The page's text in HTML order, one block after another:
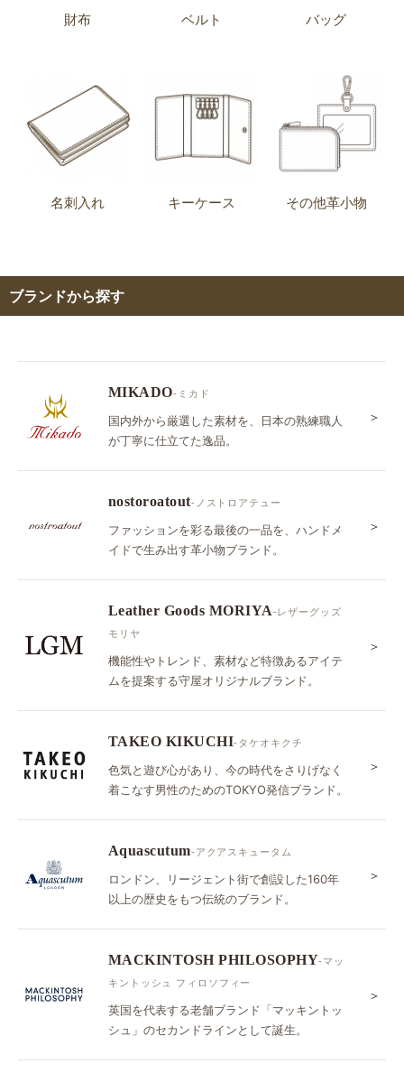
財布 ベルト バッグ
名刺入れ キーケース その他革小物
ブランドから探す
MIKADO-ミカド
国内外から厳選した素材を、日本の熟練職人
が丁寧に仕立てた逸品。
＞
nostoroatout-ノストロアテュー
ファッションを彩る最後の一品を、ハンドメ
イドで生み出す革小物ブランド。
＞
Leather Goods MORIYA-レザーグッズ
モリヤ
機能性やトレンド、素材など特徴あるアイテ
ムを提案する守屋オリジナルブランド。
＞
TAKEO KIKUCHI-タケオキクチ
色気と遊び心があり、今の時代をさりげなく
着こなす男性のためのTOKYO発信ブランド。
＞
Aquascutum-アクアスキュータム
ロンドン、リージェント街で創設した160年
以上の歴史をもつ伝統のブランド。
＞
MACKINTOSH PHILOSOPHY-マッ
キントッシュ フィロソフィー
英国を代表する老舗ブランド「マッキントッ
シュ」のセカンドラインとして誕生。
＞